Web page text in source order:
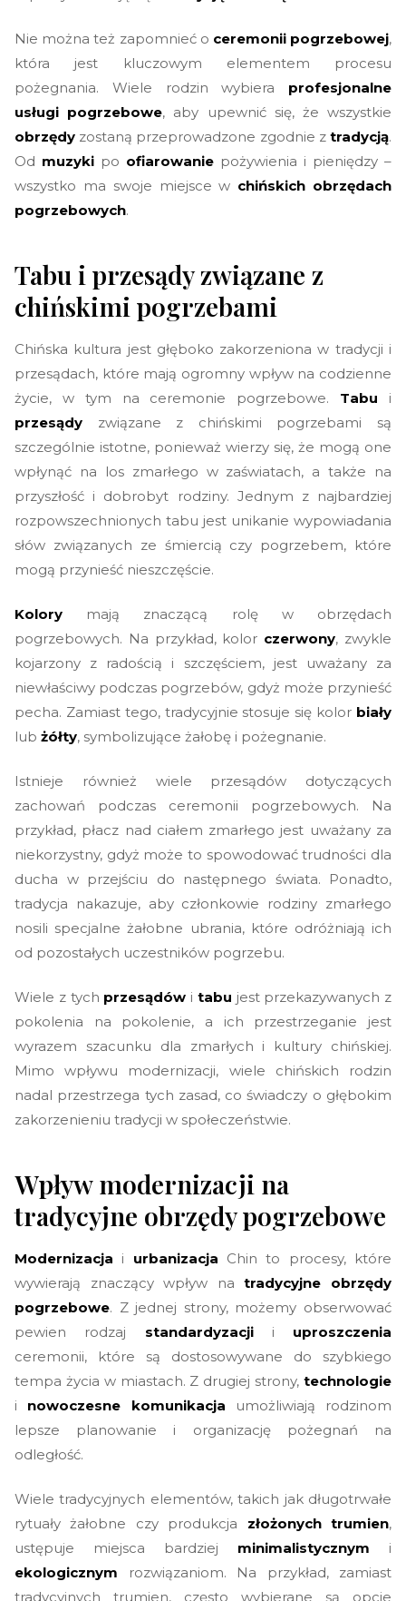
Nie można też zapomnieć o ceremonii pogrzebowej,
która jest kluczowym elementem procesu
pożegnania. Wiele rodzin wybiera profesjonalne
usługi pogrzebowe, aby upewnić się, że wszystkie
obrzędy zostaną przeprowadzone zgodnie z tradycją.
Od muzyki po ofiarowanie pożywienia i pieniędzy –
wszystko ma swoje miejsce w chińskich obrzędach
pogrzebowych.
Tabu i przesądy związane z
chińskimi pogrzebami
Chińska kultura jest głęboko zakorzeniona w tradycji i
przesądach, które mają ogromny wpływ na codzienne
życie, w tym na ceremonie pogrzebowe. Tabu i
przesądy związane z chińskimi pogrzebami są
szczególnie istotne, ponieważ wierzy się, że mogą one
wpłynąć na los zmarłego w zaświatach, a także na
przyszłość i dobrobyt rodziny. Jednym z najbardziej
rozpowszechnionych tabu jest unikanie wypowiadania
słów związanych ze śmiercią czy pogrzebem, które
mogą przynieść nieszczęście.
Kolory mają znaczącą rolę w obrzędach
pogrzebowych. Na przykład, kolor czerwony, zwykle
kojarzony z radością i szczęściem, jest uważany za
niewłaściwy podczas pogrzebów, gdyż może przynieść
pecha. Zamiast tego, tradycyjnie stosuje się kolor biały
lub żółty, symbolizujące żałobę i pożegnanie.
Istnieje również wiele przesądów dotyczących
zachowań podczas ceremonii pogrzebowych. Na
przykład, płacz nad ciałem zmarłego jest uważany za
niekorzystny, gdyż może to spowodować trudności dla
ducha w przejściu do następnego świata. Ponadto,
tradycja nakazuje, aby członkowie rodziny zmarłego
nosili specjalne żałobne ubrania, które odróżniają ich
od pozostałych uczestników pogrzebu.
Wiele z tych przesądów i tabu jest przekazywanych z
pokolenia na pokolenie, a ich przestrzeganie jest
wyrazem szacunku dla zmarłych i kultury chińskiej.
Mimo wpływu modernizacji, wiele chińskich rodzin
nadal przestrzega tych zasad, co świadczy o głębokim
zakorzenieniu tradycji w społeczeństwie.
Wpływ modernizacji na
tradycyjne obrzędy pogrzebowe
Modernizacja i urbanizacja Chin to procesy, które
wywierają znaczący wpływ natradycyjne obrzędy
pogrzebowe. Z jednej strony, możemy obserwować
pewien rodzaj standardyzacjii uproszczenia
ceremonii, które są dostosowywane do szybkiego
tempa życia w miastach. Z drugiej strony, technologie
i nowoczesne komunikacja umożliwiają rodzinom
lepsze planowanie i organizację pożegnań na
odległość.
Wiele tradycyjnych elementów, takich jak długotrwałe
rytuały żałobne czy produkcja złożonych trumien,
ustępuje miejsca bardziej minimalistycznym i
ekologicznym rozwiązaniom. Na przykład, zamiast
tradycyjnych trumien, często wybierane są opcje